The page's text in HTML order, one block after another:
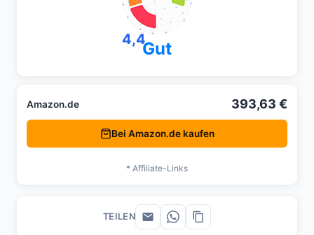
4,4Gut
Amazon.de 393,63 €
Bei Amazon.de kaufen
* Affiliate-Links
TEILEN